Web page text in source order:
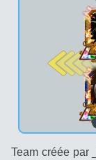
Team créée par